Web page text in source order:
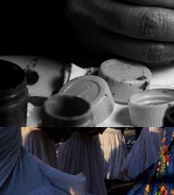
RESPIRA | REDE DE
Membro da Rede –
clicando aqui.